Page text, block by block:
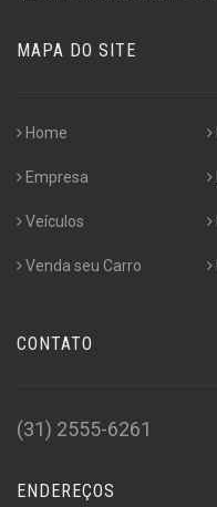
MAPA DO SITE
Home
Empresa
Veículos
Venda seu Carro
CONTATO
(31) 2555-6261
ENDEREÇOS